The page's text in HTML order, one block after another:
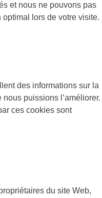
et nous ne pouvons pas
optimal lors de votre visite.
des informations sur la
puissions l’améliorer.
ces cookies sont
du site Web,